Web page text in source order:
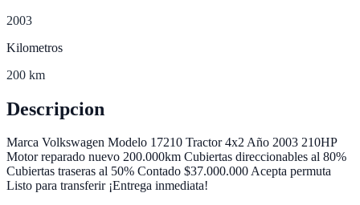
2003
Kilometros
200 km
Descripcion
Marca Volkswagen Modelo 17210 Tractor 4x2 Año 2003 210HP
Motor reparado nuevo 200.000km Cubiertas direccionables al 80%
Cubiertas traseras al 50% Contado $37.000.000 Acepta permuta
Listo para transferir ¡Entrega inmediata!